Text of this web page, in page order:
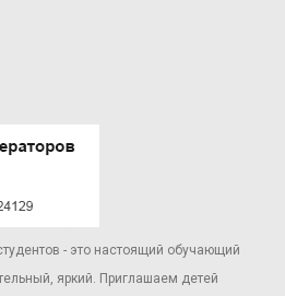
- это настоящий обучающий
яркий. Приглашаем детей